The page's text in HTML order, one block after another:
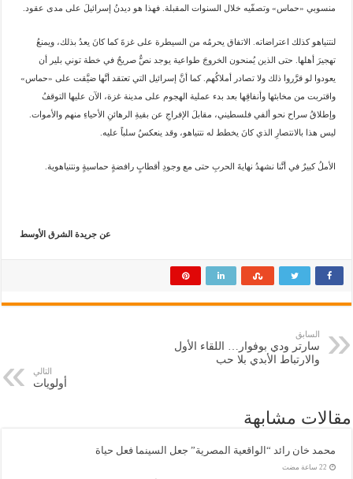
منسوبي «حماس» وتصفّيه خلال السنوات المقبلة. فهذا هو ديدنُ إسرائيلَ على مدى عقود.
لنتنياهو كذلك اعتراضاته. الاتفاق يحرمُه من السيطرة على غزةَ كما كانَ يعدُ بذلك، ويمنعُ
تهجيرَ أهلها. حتى الذين يُمنحون الخروجَ طواعية يوجد نصٌّ صريحٌ في خطة توني بلير أن
يعودوا لو قرَّروا ذلك ولا تصادر أملاكُهم. كما أنَّ إسرائيل التي تعتقد أنَّها ضيَّقت على «حماس»
واقتربت من مخابئها وأنفاقِها بعد بدء عملية الهجوم على مدينة غزة، الآن عليها التوقفُ
وإطلاقُ سراح نحو ألفي فلسطيني، مقابلَ الإفراجِ عن بقيةِ الرهائنِ الأحياءِ منهم والأموات.
ليس هذا بالانتصارِ الذي كانَ يخطط له نتنياهو، وقد ينعكسُ سلباً عليه.
الأملُ كبيرٌ في أنَّنا نشهدُ نهايةَ الحربِ حتى مع وجودِ أقطابٍ رافضةٍ حماسيةٍ ونتنياهوية.
عن جريدة الشرق الأوسط
السابق
سارتر ودي بوفوار… اللقاء الأول
والارتباط الأبدي بلا حب
التالي
أولويات
مقالات مشابهة
محمد خان رائد “الواقعية المصرية” جعل السينما فعل حياة